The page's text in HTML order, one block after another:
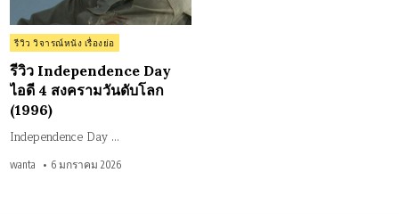
Posted
in
รีวิว วิจารณ์หนัง เรื่องย่อ
รีวิว Independence Day
ไอดี 4 สงครามวันดับโลก
(1996)
Independence Day …
wanta 6 มกราคม 2026